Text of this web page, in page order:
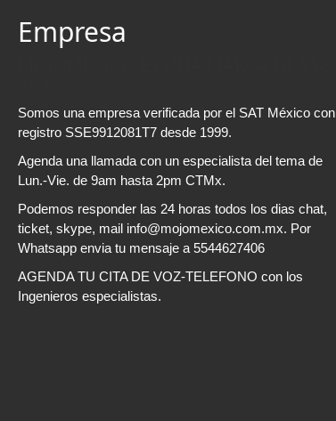
Empresa
Somos una empresa verificada por el SAT México con
registro SSE9912081T7 desde 1999.
Agenda una llamada con un especialista del tema de
Lun.-Vie. de 9am hasta 2pm CTMx.
Podemos responder las 24 horas todos los dias chat,
ticket, skype, mail info@mojomexico.com.mx. Por
Whatsapp envia tu mensaje a 5544627406
AGENDA TU CITA DE VOZ-TELEFONO con los
Ingenieros especialistas.